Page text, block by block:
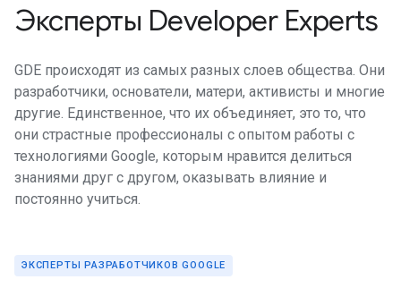
Эксперты Developer Experts
GDE происходят из самых разных слоев общества. Они
разработчики, основатели, матери, активисты и многие
другие. Единственное, что их объединяет, это то, что
они страстные профессионалы с опытом работы с
технологиями Google, которым нравится делиться
знаниями друг с другом, оказывать влияние и
постоянно учиться.
ЭКСПЕРТЫ РАЗРАБОТЧИКОВ GOOGLE